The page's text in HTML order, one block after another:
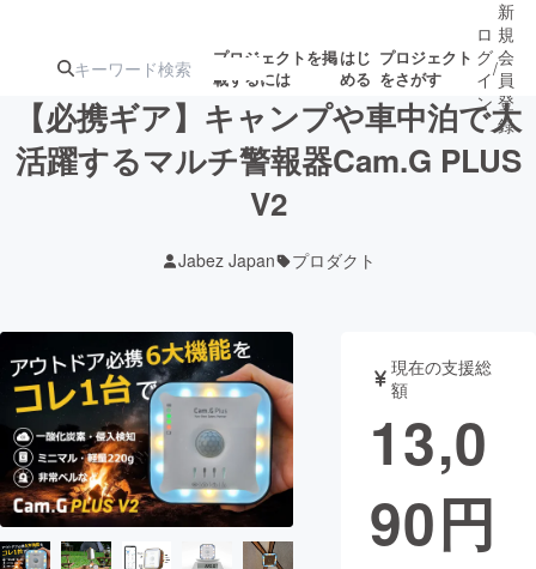
プロジェクトを掲
載するには
はじ
める
プロジェクト
をさがす
注目の新着プロ
テクノロジー・ガジェット
映像・映画 書籍・雑誌
ビジネス・起業 チャレンジ
ロ
グ
イ
ン
/
新
規
会
員
登
録
【必携ギア】キャンプや車中泊で大
活躍するマルチ警報器Cam.G PLUS
V2
Jabez Japan プロダクト
現在の支援総
額
13,0
90円